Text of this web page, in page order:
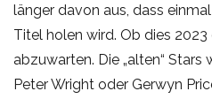
länger davon aus, dass einmal
Titel holen wird. Ob dies
abzuwarten. Die „alten“ Stars
Peter Wright oder Gerwyn